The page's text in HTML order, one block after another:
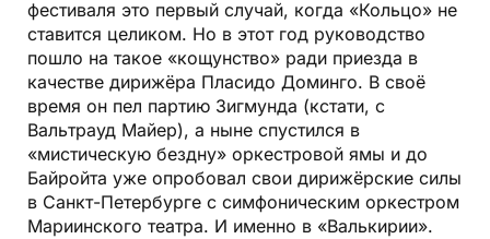
фестиваля это первый случай, когда «Кольцо» не
ставится целиком. Но в этот год руководство
пошло на такое «кощунство» ради приезда в
качестве дирижёра Пласидо Доминго. В своё
время он пел партию Зигмунда (кстати, с
Вальтрауд Майер), а ныне спустился в
«мистическую бездну» оркестровой ямы и до
Байройта уже опробовал свои дирижёрские силы
в Санкт-Петербурге с симфоническим оркестром
Мариинского театра. И именно в «Валькирии».